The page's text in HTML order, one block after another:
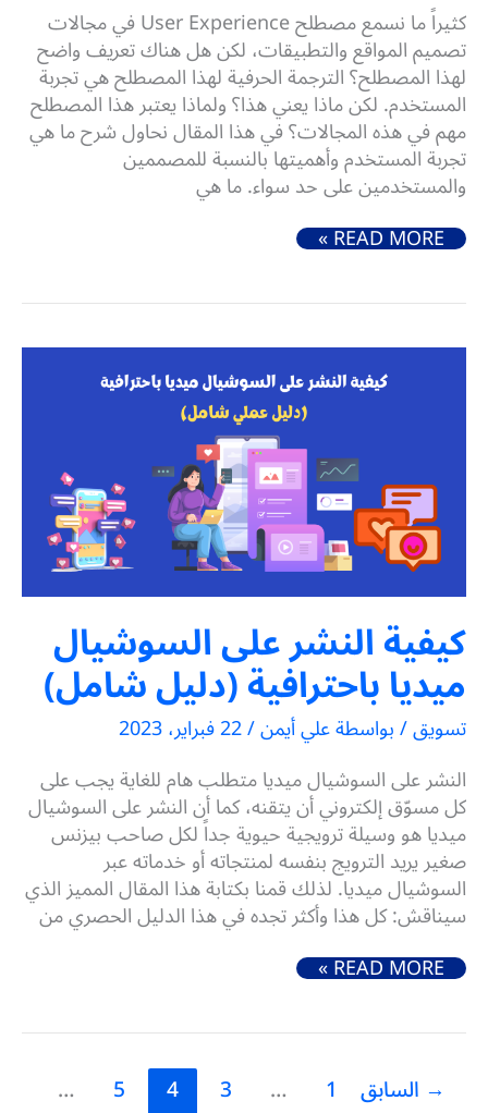
كثيراً ما نسمع مصطلح User Experience في مجالات
تصميم المواقع والتطبيقات، لكن هل هناك تعريف واضح
لهذا المصطلح؟ الترجمة الحرفية لهذا المصطلح هي تجربة
المستخدم. لكن ماذا يعني هذا؟ ولماذا يعتبر هذا المصطلح
مهم في هذه المجالات؟ في هذا المقال نحاول شرح ما هي
تجربة المستخدم وأهميتها بالنسبة للمصممين
والمستخدمين على حد سواء. ما هي
ما هي تجربة المستخدم USER EXPERIENCE وكيف تصممها باحترافية
READ MORE »
كيفية النشر على السوشيال
ميديا باحترافية (دليل شامل)
تسويق/ بواسطةعلي أيمن/22 فبراير، 2023
النشر على السوشيال ميديا متطلب هام للغاية يجب على
كل مسوّق إلكتروني أن يتقنه، كما أن النشر على السوشيال
ميديا هو وسيلة ترويجية حيوية جداً لكل صاحب بيزنس
صغير يريد الترويج بنفسه لمنتجاته أو خدماته عبر
السوشيال ميديا. لذلك قمنا بكتابة هذا المقال المميز الذي
سيناقش: كل هذا وأكثر تجده في هذا الدليل الحصري من
كيفية النشر على السوشيال ميديا باحترافية (دليل شامل)
READ MORE »
→ السابق 1
…
3
4
5
…